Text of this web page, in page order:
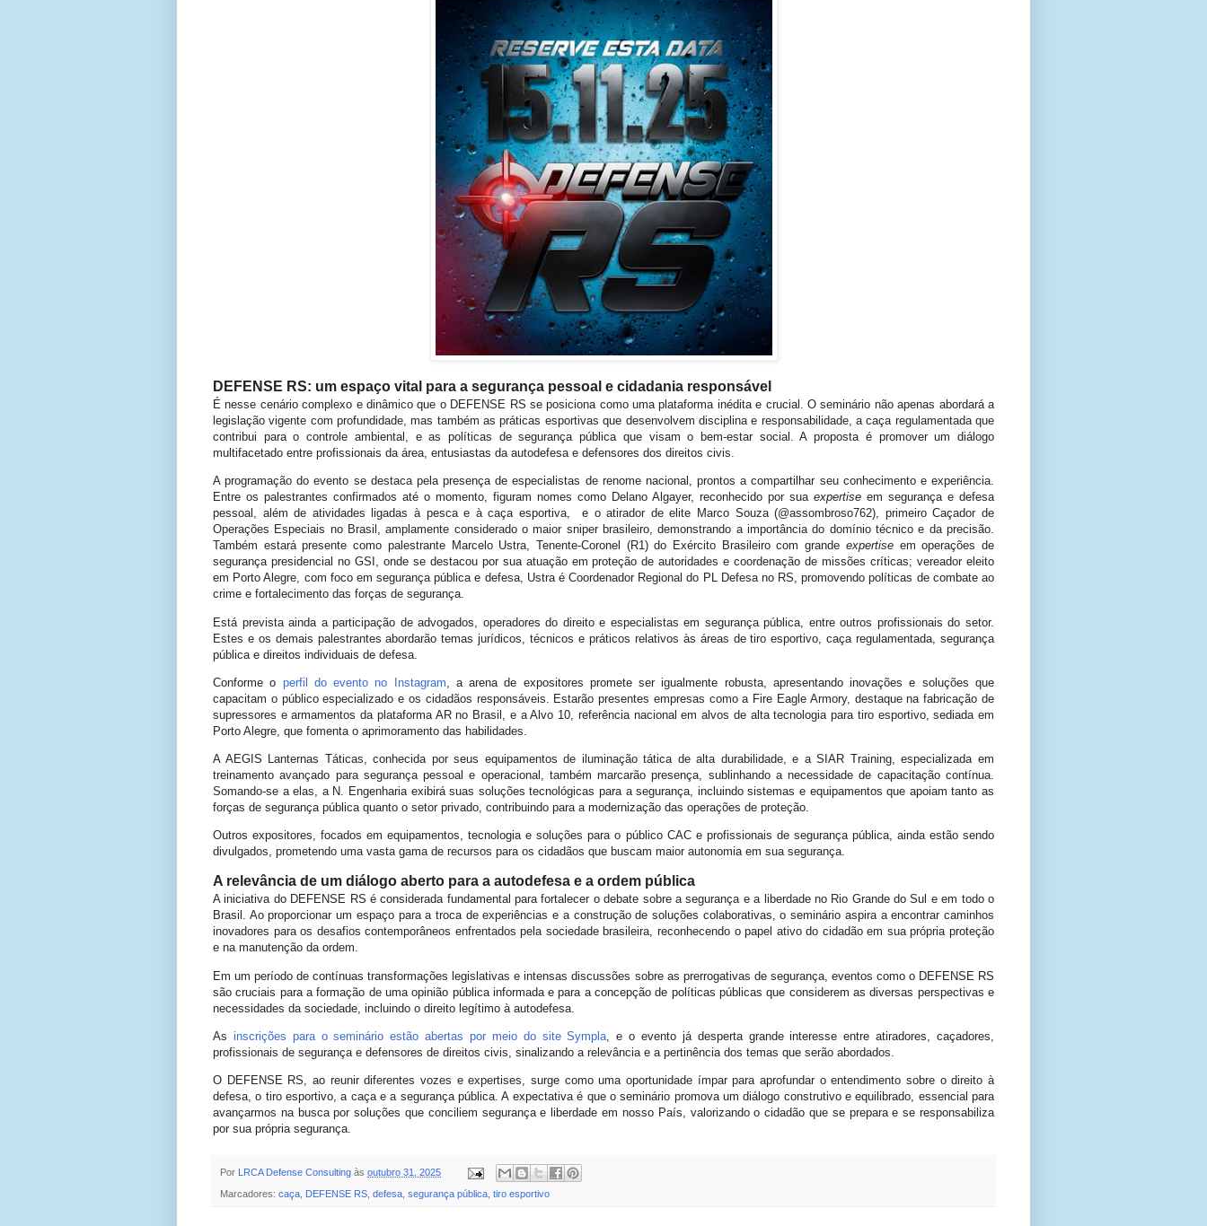
DEFENSE RS: um espaço vital para a segurança pessoal e cidadania responsável
É nesse cenário complexo e dinâmico que o DEFENSE RS se posiciona como uma plataforma inédita e crucial. O seminário não apenas abordará a
legislação vigente com profundidade, mas também as práticas esportivas que desenvolvem disciplina e responsabilidade, a caça regulamentada que
contribui para o controle ambiental, e as políticas de segurança pública que visam o bem-estar social. A proposta é promover um diálogo
multifacetado entre profissionais da área, entusiastas da autodefesa e defensores dos direitos civis.
A programação do evento se destaca pela presença de especialistas de renome nacional, prontos a compartilhar seu conhecimento e experiência.
Entre os palestrantes confirmados até o momento, figuram nomes como Delano Algayer, reconhecido por sua expertise em segurança e defesa
pessoal, além de atividades ligadas à pesca e à caça esportiva, e o atirador de elite Marco Souza (@assombroso762), primeiro Caçador de
Operações Especiais no Brasil, amplamente considerado o maior sniper brasileiro, demonstrando a importância do domínio técnico e da precisão.
Também estará presente como palestrante Marcelo Ustra, Tenente-Coronel (R1) do Exército Brasileiro com grande expertise em operações de
segurança presidencial no GSI, onde se destacou por sua atuação em proteção de autoridades e coordenação de missões críticas; vereador eleito
em Porto Alegre, com foco em segurança pública e defesa, Ustra é Coordenador Regional do PL Defesa no RS, promovendo políticas de combate ao
crime e fortalecimento das forças de segurança.
Está prevista ainda a participação de advogados, operadores do direito e especialistas em segurança pública, entre outros profissionais do setor.
Estes e os demais palestrantes abordarão temas jurídicos, técnicos e práticos relativos às áreas de tiro esportivo, caça regulamentada, segurança
pública e direitos individuais de defesa.
Conforme o perfil do evento no Instagram , a arena de expositores promete ser igualmente robusta, apresentando inovações e soluções que
capacitam o público especializado e os cidadãos responsáveis. Estarão presentes empresas como a Fire Eagle Armory, destaque na fabricação de
supressores e armamentos da plataforma AR no Brasil, e a Alvo 10, referência nacional em alvos de alta tecnologia para tiro esportivo, sediada em
Porto Alegre, que fomenta o aprimoramento das habilidades.
A AEGIS Lanternas Táticas, conhecida por seus equipamentos de iluminação tática de alta durabilidade, e a SIAR Training, especializada em
treinamento avançado para segurança pessoal e operacional, também marcarão presença, sublinhando a necessidade de capacitação contínua.
Somando-se a elas, a N. Engenharia exibirá suas soluções tecnológicas para a segurança, incluindo sistemas e equipamentos que apoiam tanto as
forças de segurança pública quanto o setor privado, contribuindo para a modernização das operações de proteção.
Outros expositores, focados em equipamentos, tecnologia e soluções para o público CAC e profissionais de segurança pública, ainda estão sendo
divulgados, prometendo uma vasta gama de recursos para os cidadãos que buscam maior autonomia em sua segurança.
A relevância de um diálogo aberto para a autodefesa e a ordem pública
A iniciativa do DEFENSE RS é considerada fundamental para fortalecer o debate sobre a segurança e a liberdade no Rio Grande do Sul e em todo o
Brasil. Ao proporcionar um espaço para a troca de experiências e a construção de soluções colaborativas, o seminário aspira a encontrar caminhos
inovadores para os desafios contemporâneos enfrentados pela sociedade brasileira, reconhecendo o papel ativo do cidadão em sua própria proteção
e na manutenção da ordem.
Em um período de contínuas transformações legislativas e intensas discussões sobre as prerrogativas de segurança, eventos como o DEFENSE RS
são cruciais para a formação de uma opinião pública informada e para a concepção de políticas públicas que considerem as diversas perspectivas e
necessidades da sociedade, incluindo o direito legítimo à autodefesa.
As inscrições para o seminário estão abertas por meio do site Sympla , e o evento já desperta grande interesse entre atiradores, caçadores,
profissionais de segurança e defensores de direitos civis, sinalizando a relevância e a pertinência dos temas que serão abordados.
O DEFENSE RS, ao reunir diferentes vozes e expertises, surge como uma oportunidade ímpar para aprofundar o entendimento sobre o direito à
defesa, o tiro esportivo, a caça e a segurança pública. A expectativa é que o seminário promova um diálogo construtivo e equilibrado, essencial para
avançarmos na busca por soluções que conciliem segurança e liberdade em nosso País, valorizando o cidadão que se prepara e se responsabiliza
por sua própria segurança.
Por LRCA Defense Consulting às outubro 31, 2025
Marcadores: caça DEFENSE RS defesa segurança pública tiro esportivo